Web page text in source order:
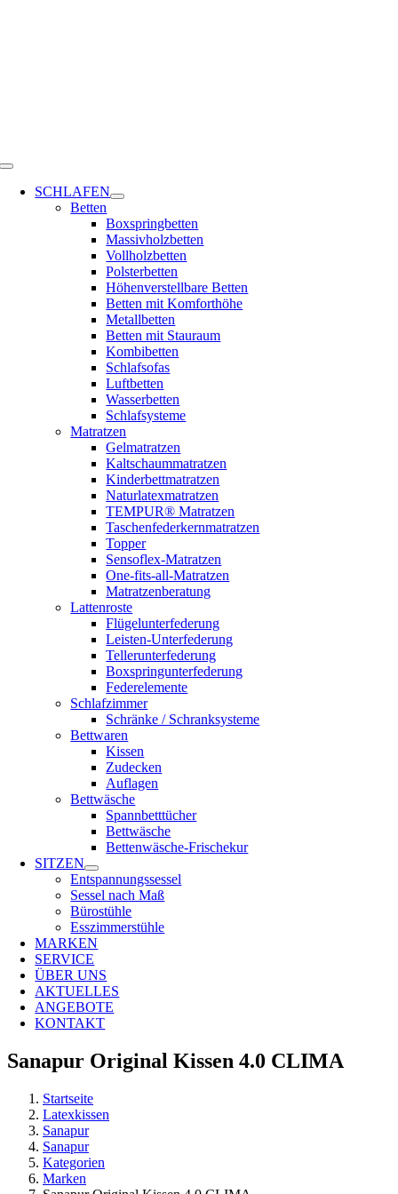
Toggle
NavigationSCHLAFEN
Betten
Boxspringbetten
Massivholzbetten
Vollholzbetten
Polsterbetten
Höhenverstellbare Betten
Betten mit Komforthöhe
Metallbetten
Betten mit Stauraum
Kombibetten
Schlafsofas
Luftbetten
Wasserbetten
Schlafsysteme
Matratzen
Gelmatratzen
Kaltschaummatratzen
Kinderbettmatratzen
Naturlatexmatratzen
TEMPUR® Matratzen
Taschenfederkernmatratzen
Topper
Sensoflex-Matratzen
One-fits-all-Matratzen
Matratzenberatung
Lattenroste
Flügelunterfederung
Leisten-Unterfederung
Tellerunterfederung
Boxspringunterfederung
Federelemente
Schlafzimmer
Schränke / Schranksysteme
Bettwaren
Kissen
Zudecken
Auflagen
Bettwäsche
Spannbetttücher
Bettwäsche
Bettenwäsche-Frischekur
SITZEN
Entspannungssessel
Sessel nach Maß
Bürostühle
Esszimmerstühle
MARKEN
SERVICE
ÜBER UNS
AKTUELLES
ANGEBOTE
KONTAKT
Sanapur Original Kissen 4.0 CLIMA
Startseite
Latexkissen
Sanapur
Sanapur
Kategorien
Marken